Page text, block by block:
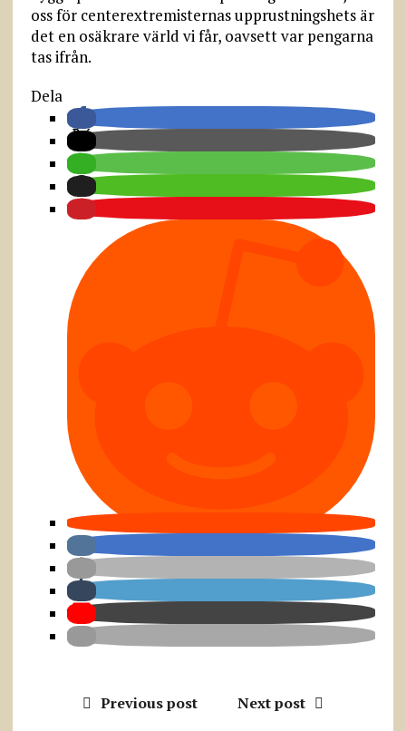
oss för centerextremisternas upprustningshets är
det en osäkrare värld vi får, oavsett var pengarna
tas ifrån.
Dela
Previous post Next post